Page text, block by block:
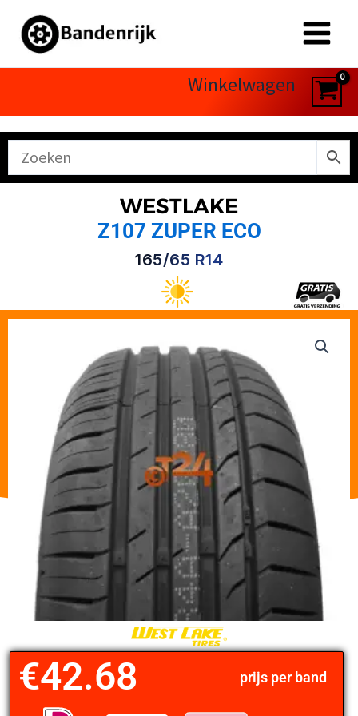
naar
Winkelwagen
WESTLAKE
Z107 ZUPER ECO
165/65 R14
prijs per band
€42.68